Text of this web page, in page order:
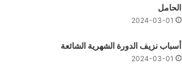
الحامل
2024-03-01
أسباب نزيف الدورة الشهرية الشائعة
2024-03-01